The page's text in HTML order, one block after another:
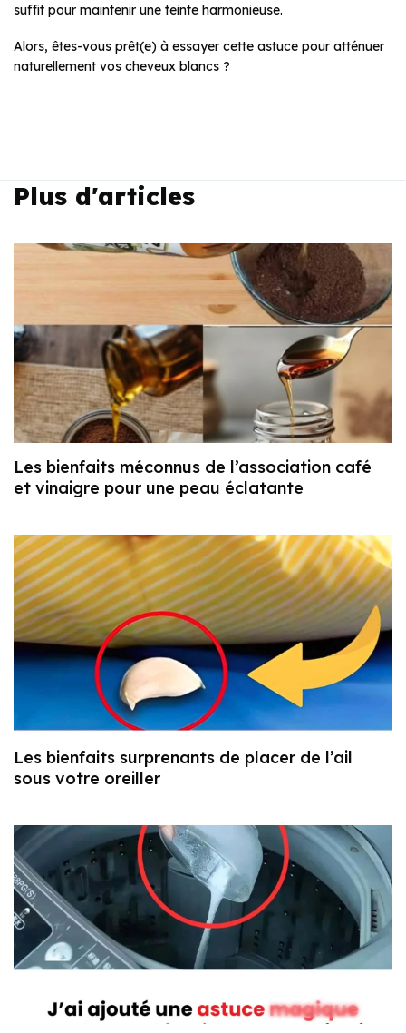
suffit pour maintenir une teinte harmonieuse.
Alors, êtes-vous prêt(e) à essayer cette astuce pour atténuer
naturellement vos cheveux blancs ?
Plus d'articles
Les bienfaits méconnus de l’association café
et vinaigre pour une peau éclatante
Les bienfaits surprenants de placer de l’ail
sous votre oreiller